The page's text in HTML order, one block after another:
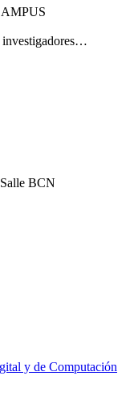
investigadores…
BCN
y de Computación